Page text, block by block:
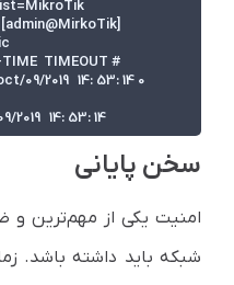
0 MikroTik
14: 53: 14
سخن پایانی
امنیت یکی از مهم‌ترین و